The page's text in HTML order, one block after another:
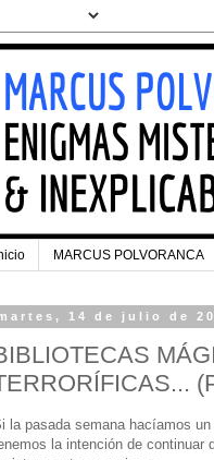
MARCUS POLVORANCA
14 de julio de
la pasada semana hacíamos
la intención de continuar